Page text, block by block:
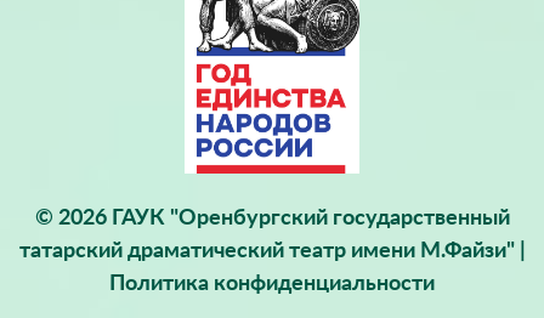
© 2026 ГАУК "Оренбургский государственный
татарский драматический театр имени М.Файзи" |
Политика конфиденциальности